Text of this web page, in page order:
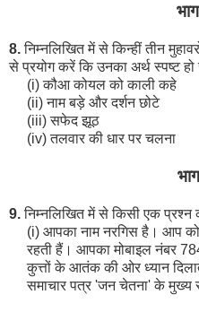
8.निम्नलिखित में से किन्हीं तीन
से प्रयोग करें कि उनका अर्थ स्पष्ट हो
(i) कौआ कोयल को काली कहे
(ii) नाम बड़े और दर्शन छोटे
(iii) सफेद झूठ
(iv) तलवार की धार पर चलना
9.निम्नलिखित में से किसी एक प्रश्न
(i) आपका नाम नरगिस है। आप
रहती हैं। आपका मोबाइल नंबर
कुत्तों के आतंक की ओर ध्यान
समाचार पत्र 'जन चेतना' के मुख्य